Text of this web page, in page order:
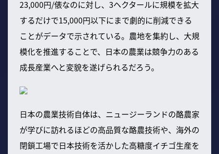
23,000円/俵なのに対し、3ヘクタールに規模を拡大
するだけで15,000円以下にまで劇的に削減できる
ことがデータで示されている。農地を集約し、大規
模化を推進することで、日本の農業は競争力のある
成長産業へと変貌を遂げられるだろう。
日本の農業技術自体は、ニュージーランドの酪農家
が学びに訪れるほどの高品質な酪農技術や、海外の
閉鎖工場で日本技術を活かした高糖度イチゴ生産を